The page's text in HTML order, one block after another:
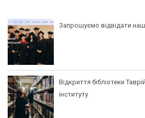
Запрошуємо відвідати
Відкриття бібліотеки
інституту